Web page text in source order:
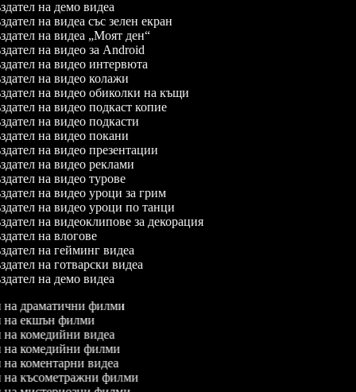
на демо видеа
на видеа със зелен екран
на видеа „Моят ден“
на видео за Android
на видео интервюта
на видео колажи
на видео обиколки на къщи
на видео подкаст копие
на видео подкасти
на видео покани
на видео презентации
на видео реклами
на видео турове
на видео уроци за грим
на видео уроци по танци
на видеоклипове за декорация
на влогове
на гейминг видеа
на готварски видеа
на демо видеа
на драматични филми
на екшън филми
на комедийни видеа
на комедийни филми
на коментарни видеа
на късометражни филми